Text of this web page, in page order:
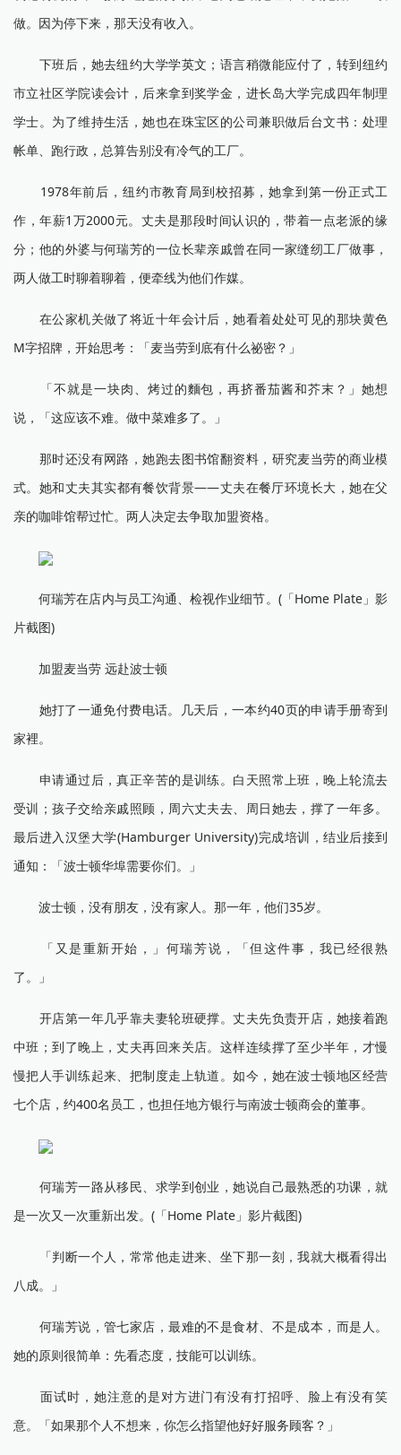
做。因为停下来，那天没有收入。
下班后，她去纽约大学学英文；语言稍微能应付了，转到纽约
市立社区学院读会计，后来拿到奖学金，进长岛大学完成四年制理
学士。为了维持生活，她也在珠宝区的公司兼职做后台文书：处理
帐单、跑行政，总算告别没有冷气的工厂。
1978年前后，纽约市教育局到校招募，她拿到第一份正式工
作，年薪1万2000元。丈夫是那段时间认识的，带着一点老派的缘
分；他的外婆与何瑞芳的一位长辈亲戚曾在同一家缝纫工厂做事，
两人做工时聊着聊着，便牵线为他们作媒。
在公家机关做了将近十年会计后，她看着处处可见的那块黄色
M字招牌，开始思考：「麦当劳到底有什么祕密？」
「不就是一块肉、烤过的麵包，再挤番茄酱和芥末？」她想
说，「这应该不难。做中菜难多了。」
那时还没有网路，她跑去图书馆翻资料，研究麦当劳的商业模
式。她和丈夫其实都有餐饮背景——丈夫在餐厅环境长大，她在父
亲的咖啡馆帮过忙。两人决定去争取加盟资格。
何瑞芳在店内与员工沟通、检视作业细节。(「Home Plate」影
片截图)
加盟麦当劳 远赴波士顿
她打了一通免付费电话。几天后，一本约40页的申请手册寄到
家裡。
申请通过后，真正辛苦的是训练。白天照常上班，晚上轮流去
受训；孩子交给亲戚照顾，周六丈夫去、周日她去，撑了一年多。
最后进入汉堡大学(Hamburger University)完成培训，结业后接到
通知：「波士顿华埠需要你们。」
波士顿，没有朋友，没有家人。那一年，他们35岁。
「又是重新开始，」何瑞芳说，「但这件事，我已经很熟
了。」
开店第一年几乎靠夫妻轮班硬撑。丈夫先负责开店，她接着跑
中班；到了晚上，丈夫再回来关店。这样连续撑了至少半年，才慢
慢把人手训练起来、把制度走上轨道。如今，她在波士顿地区经营
七个店，约400名员工，也担任地方银行与南波士顿商会的董事。
何瑞芳一路从移民、求学到创业，她说自己最熟悉的功课，就
是一次又一次重新出发。(「Home Plate」影片截图)
「判断一个人，常常他走进来、坐下那一刻，我就大概看得出
八成。」
何瑞芳说，管七家店，最难的不是食材、不是成本，而是人。
她的原则很简单：先看态度，技能可以训练。
面试时，她注意的是对方进门有没有打招呼、脸上有没有笑
意。「如果那个人不想来，你怎么指望他好好服务顾客？」